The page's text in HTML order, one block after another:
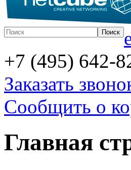
+7 (495) 642-
Заказать
Сообщить о
Главная